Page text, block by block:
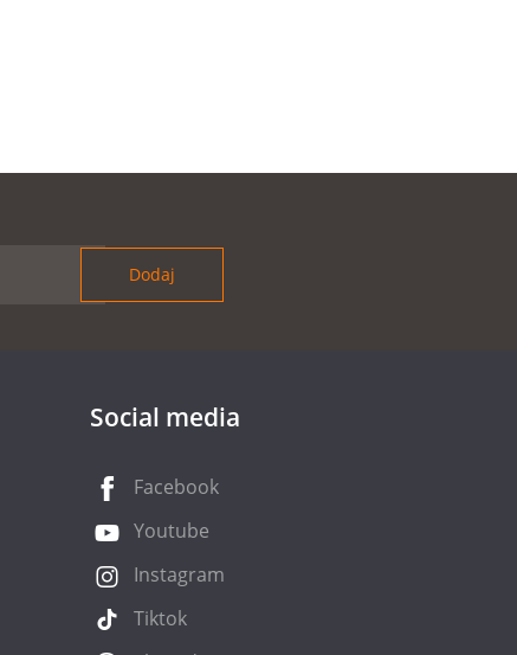
Social media
Facebook
Youtube
Instagram
Tiktok